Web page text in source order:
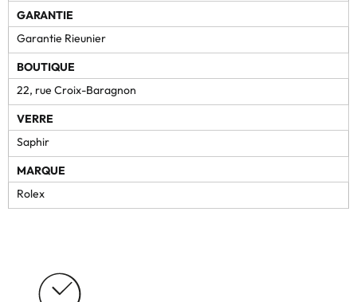
GARANTIE
Garantie Rieunier
BOUTIQUE
22, rue Croix-Baragnon
VERRE
Saphir
MARQUE
Rolex